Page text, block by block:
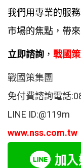
我們用專業的服
市場的焦點，帶
立即諮詢 ， 戰國
戰國策集團
免付費諮詢電話
LINE ID:@119m
www.nss.com.tw